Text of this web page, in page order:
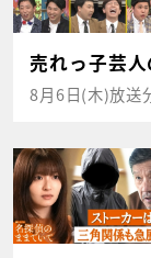
売れっ子芸
8月6日(木)放送